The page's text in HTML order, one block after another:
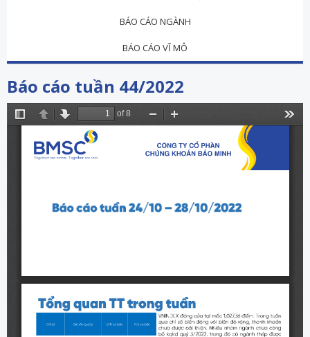
BÁO CÁO NGÀNH
BÁO CÁO VĨ MÔ
Báo cáo tuần 44/2022